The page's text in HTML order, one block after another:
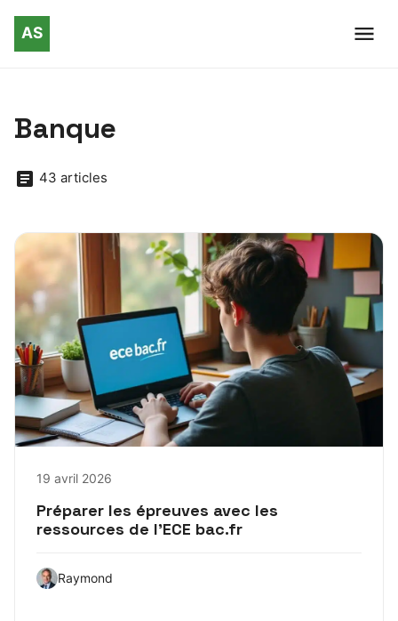
Banque
43 articles
19 avril 2026
Préparer les épreuves avec les
ressources de l’ECE bac.fr
Raymond